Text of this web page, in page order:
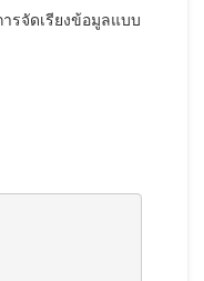
รจัดเรียงข้อมูลแบบ